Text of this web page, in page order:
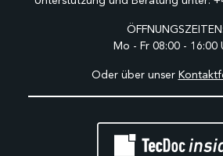
ÖFFNUNGSZEITEN:
Mo - Fr 08:00 - 16:00
Oder über unser